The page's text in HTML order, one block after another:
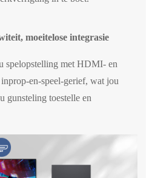
moeitelose integrasie
spelopstelling met HDMI- en
en-speel-gerief, wat jou
gunsteling toestelle en